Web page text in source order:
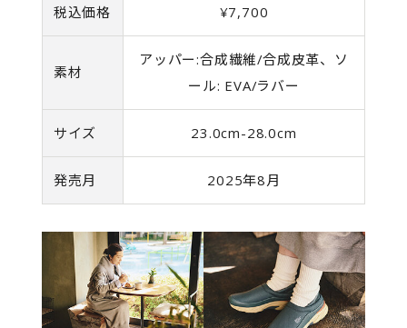
税込価格 ¥7,700
素材
アッパー:合成繊維/合成皮革、ソ
ール: EVA/ラバー
サイズ 23.0cm-28.0cm
発売月 2025年8月